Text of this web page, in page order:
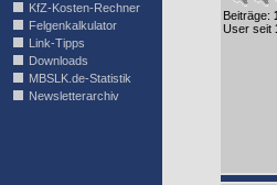
KfZ-Kosten-Rechner
Felgenkalkulator
Link-Tipps
Downloads
MBSLK.de-Statistik
Newsletterarchiv
Beiträge:
User seit